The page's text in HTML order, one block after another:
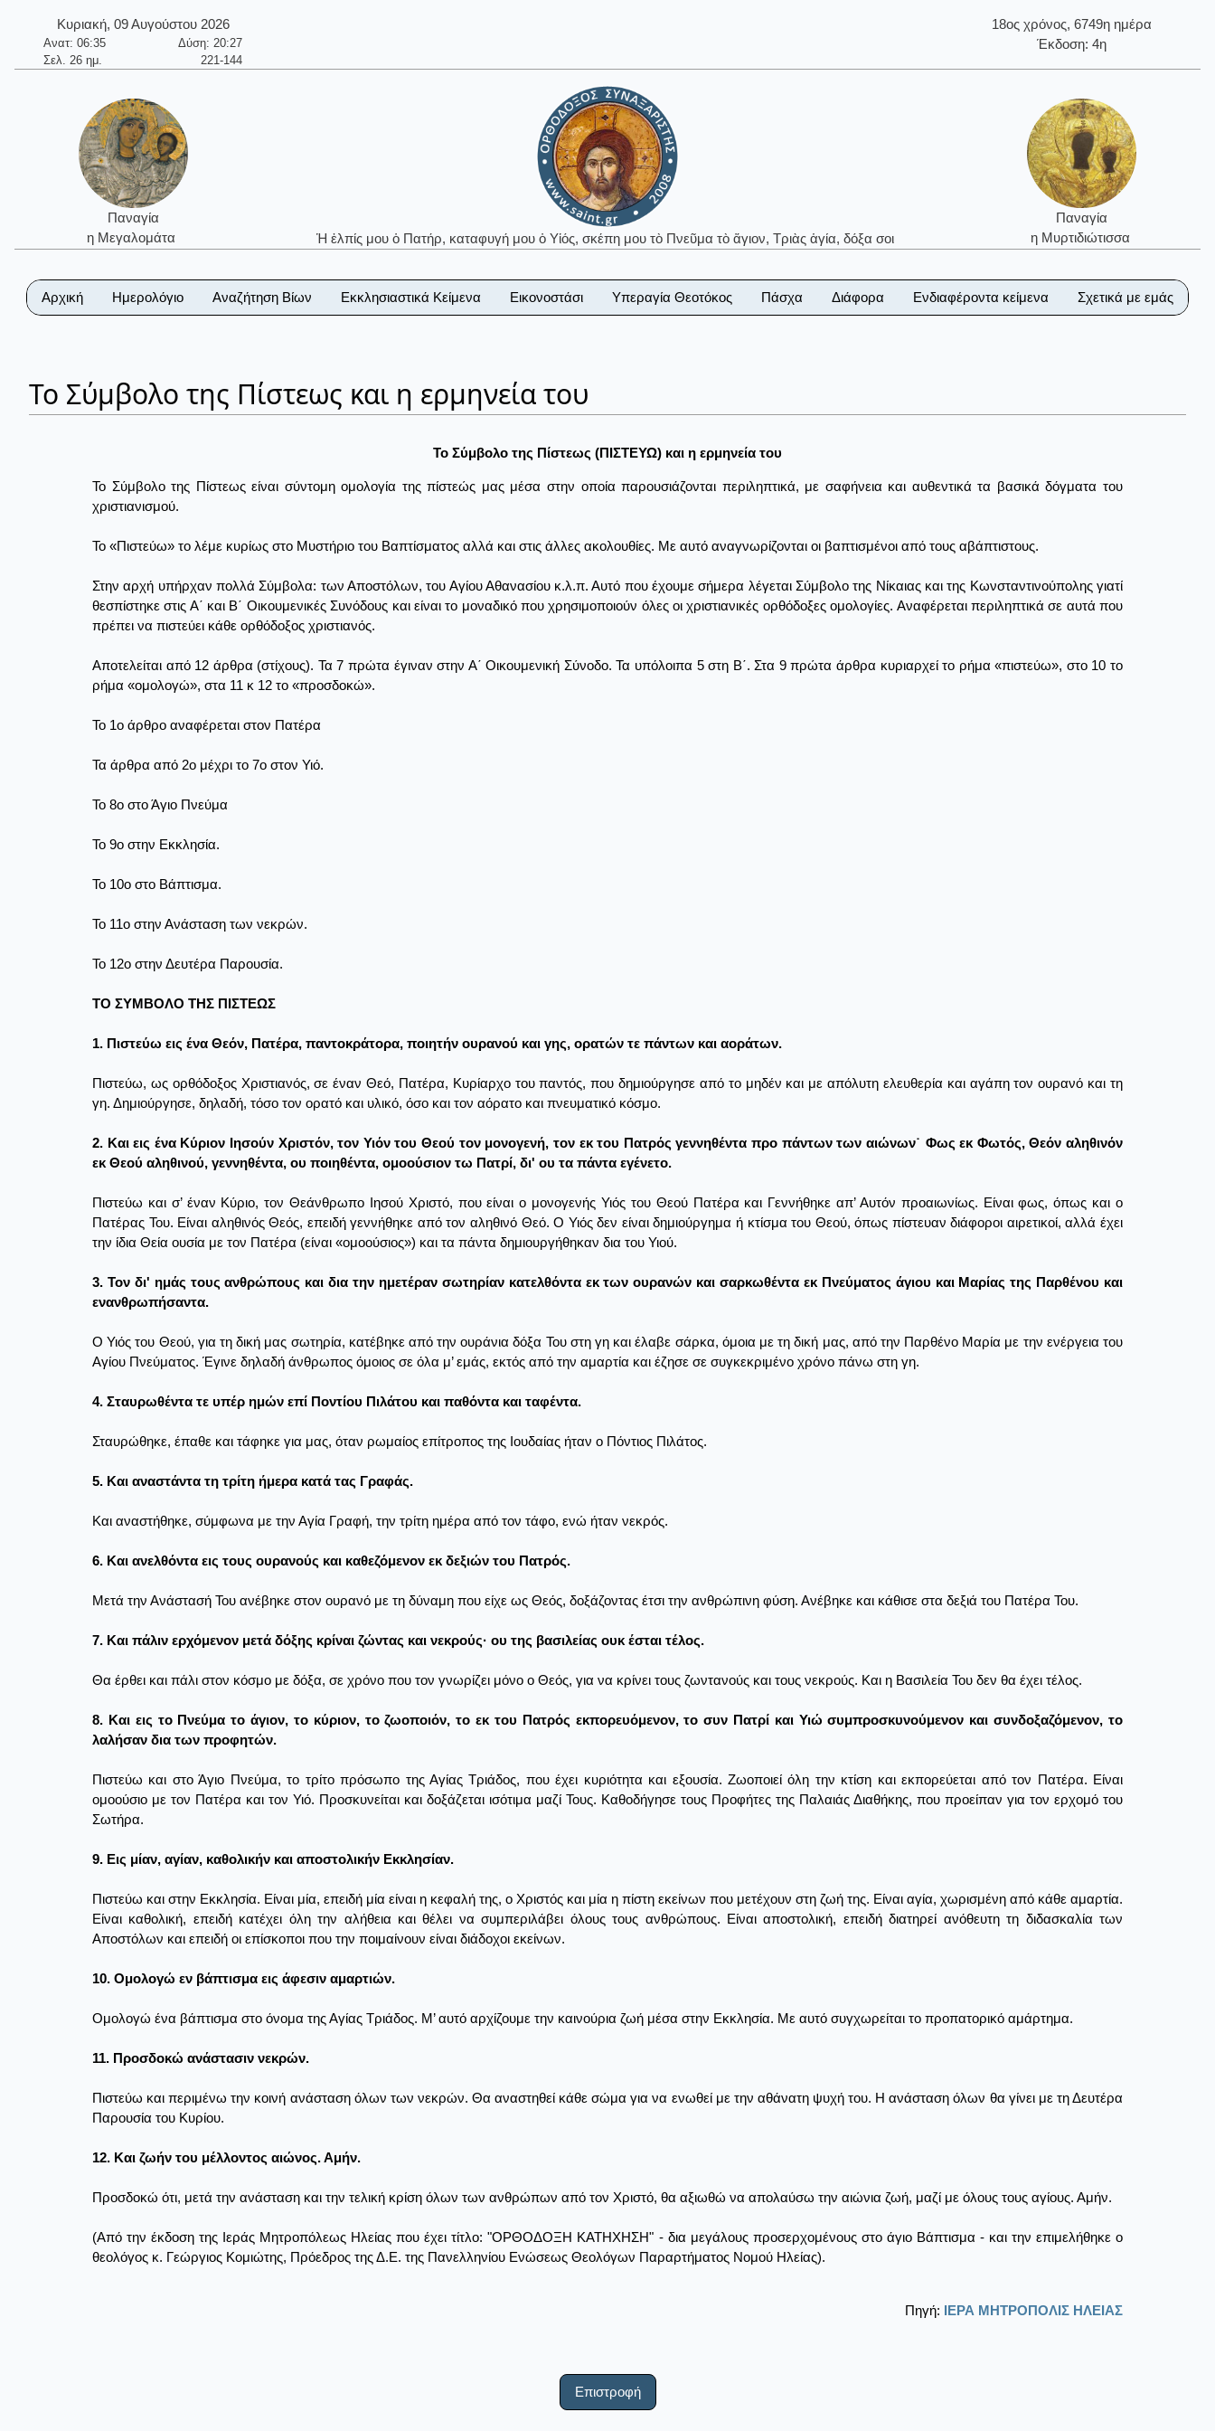
Κυριακή, 09 Αυγούστου 2026
Ανατ: 06:35
Δύση: 20:27
Σελ. 26 ημ.
221-144
18ος χρόνος, 6749η ημέρα
Έκδοση: 4η
Παναγία
η Μεγαλομάτα
Ἡ ἐλπίς μου ὁ Πατήρ, καταφυγή μου ὁ Υἱός, σκέπη μου τὸ Πνεῦμα τὸ ἅγιον, Τριὰς ἁγία, δόξα σοι
Παναγία
η Μυρτιδιώτισσα
Αρχική Ημερολόγιο Αναζήτηση Βίων Εκκλησιαστικά Κείμενα Εικονοστάσι Υπεραγία Θεοτόκος Πάσχα Διάφορα Ενδιαφέροντα κείμενα Σχετικά με εμάς
Το Σύμβολο της Πίστεως και η ερμηνεία του
Το Σύμβολο της Πίστεως (ΠΙΣΤΕΥΩ) και η ερμηνεία του
Το Σύμβολο της Πίστεως είναι σύντομη ομολογία της πίστεώς μας μέσα στην οποία παρουσιάζονται περιληπτικά, με σαφήνεια και αυθεντικά τα βασικά δόγματα του
χριστιανισμού.
Το «Πιστεύω» το λέμε κυρίως στο Μυστήριο του Βαπτίσματος αλλά και στις άλλες ακολουθίες. Με αυτό αναγνωρίζονται οι βαπτισμένοι από τους αβάπτιστους.
Στην αρχή υπήρχαν πολλά Σύμβολα: των Αποστόλων, του Αγίου Αθανασίου κ.λ.π. Αυτό που έχουμε σήμερα λέγεται Σύμβολο της Νίκαιας και της Κωνσταντινούπολης γιατί
θεσπίστηκε στις Α΄ και Β΄ Οικουμενικές Συνόδους και είναι το μοναδικό που χρησιμοποιούν όλες οι χριστιανικές ορθόδοξες ομολογίες. Αναφέρεται περιληπτικά σε αυτά που
πρέπει να πιστεύει κάθε ορθόδοξος χριστιανός.
Αποτελείται από 12 άρθρα (στίχους). Τα 7 πρώτα έγιναν στην Α΄ Οικουμενική Σύνοδο. Τα υπόλοιπα 5 στη Β΄. Στα 9 πρώτα άρθρα κυριαρχεί το ρήμα «πιστεύω», στο 10 το
ρήμα «ομολογώ», στα 11 κ 12 το «προσδοκώ».
Το 1ο άρθρο αναφέρεται στον Πατέρα
Τα άρθρα από 2ο μέχρι το 7ο στον Υιό.
Το 8ο στο Άγιο Πνεύμα
Το 9ο στην Εκκλησία.
Το 10ο στο Βάπτισμα.
Το 11ο στην Ανάσταση των νεκρών.
Το 12ο στην Δευτέρα Παρουσία.
ΤΟ ΣΥΜΒΟΛΟ ΤΗΣ ΠΙΣΤΕΩΣ
1. Πιστεύω εις ένα Θεόν, Πατέρα, παντοκράτορα, ποιητήν ουρανού και γης, ορατών τε πάντων και αοράτων.
Πιστεύω, ως ορθόδοξος Χριστιανός, σε έναν Θεό, Πατέρα, Κυρίαρχο του παντός, που δημιούργησε από το μηδέν και με απόλυτη ελευθερία και αγάπη τον ουρανό και τη
γη. Δημιούργησε, δηλαδή, τόσο τον ορατό και υλικό, όσο και τον αόρατο και πνευματικό κόσμο.
2. Και εις ένα Κύριον Ιησούν Χριστόν, τον Υιόν του Θεού τον μονογενή, τον εκ του Πατρός γεννηθέντα προ πάντων των αιώνων˙ Φως εκ Φωτός, Θεόν αληθινόν
εκ Θεού αληθινού, γεννηθέντα, ου ποιηθέντα, ομοούσιον τω Πατρί, δι' ου τα πάντα εγένετο.
Πιστεύω και σ’ έναν Κύριο, τον Θεάνθρωπο Ιησού Χριστό, που είναι ο μονογενής Υιός του Θεού Πατέρα και Γεννήθηκε απ’ Αυτόν προαιωνίως. Είναι φως, όπως και ο
Πατέρας Του. Είναι αληθινός Θεός, επειδή γεννήθηκε από τον αληθινό Θεό. Ο Υιός δεν είναι δημιούργημα ή κτίσμα του Θεού, όπως πίστευαν διάφοροι αιρετικοί, αλλά έχει
την ίδια Θεία ουσία με τον Πατέρα (είναι «ομοούσιος») και τα πάντα δημιουργήθηκαν δια του Υιού.
3. Τον δι' ημάς τους ανθρώπους και δια την ημετέραν σωτηρίαν κατελθόντα εκ των ουρανών και σαρκωθέντα εκ Πνεύματος άγιου και Μαρίας της Παρθένου και
ενανθρωπήσαντα.
Ο Υιός του Θεού, για τη δική μας σωτηρία, κατέβηκε από την ουράνια δόξα Του στη γη και έλαβε σάρκα, όμοια με τη δική μας, από την Παρθένο Μαρία με την ενέργεια του
Αγίου Πνεύματος. Έγινε δηλαδή άνθρωπος όμοιος σε όλα μ’ εμάς, εκτός από την αμαρτία και έζησε σε συγκεκριμένο χρόνο πάνω στη γη.
4. Σταυρωθέντα τε υπέρ ημών επί Ποντίου Πιλάτου και παθόντα και ταφέντα.
Σταυρώθηκε, έπαθε και τάφηκε για μας, όταν ρωμαίος επίτροπος της Ιουδαίας ήταν ο Πόντιος Πιλάτος.
5. Και αναστάντα τη τρίτη ήμερα κατά τας Γραφάς.
Και αναστήθηκε, σύμφωνα με την Αγία Γραφή, την τρίτη ημέρα από τον τάφο, ενώ ήταν νεκρός.
6. Και ανελθόντα εις τους ουρανούς και καθεζόμενον εκ δεξιών του Πατρός.
Μετά την Ανάστασή Του ανέβηκε στον ουρανό με τη δύναμη που είχε ως Θεός, δοξάζοντας έτσι την ανθρώπινη φύση. Ανέβηκε και κάθισε στα δεξιά του Πατέρα Του.
7. Και πάλιν ερχόμενον μετά δόξης κρίναι ζώντας και νεκρούς· ου της βασιλείας ουκ έσται τέλος.
Θα έρθει και πάλι στον κόσμο με δόξα, σε χρόνο που τον γνωρίζει μόνο ο Θεός, για να κρίνει τους ζωντανούς και τους νεκρούς. Και η Βασιλεία Του δεν θα έχει τέλος.
8. Και εις το Πνεύμα το άγιον, το κύριον, το ζωοποιόν, το εκ του Πατρός εκπορευόμενον, το συν Πατρί και Υιώ συμπροσκυνούμενον και συνδοξαζόμενον, το
λαλήσαν δια των προφητών.
Πιστεύω και στο Άγιο Πνεύμα, το τρίτο πρόσωπο της Αγίας Τριάδος, που έχει κυριότητα και εξουσία. Ζωοποιεί όλη την κτίση και εκπορεύεται από τον Πατέρα. Είναι
ομοούσιο με τον Πατέρα και τον Υιό. Προσκυνείται και δοξάζεται ισότιμα μαζί Τους. Καθοδήγησε τους Προφήτες της Παλαιάς Διαθήκης, που προείπαν για τον ερχομό του
Σωτήρα.
9. Εις μίαν, αγίαν, καθολικήν και αποστολικήν Εκκλησίαν.
Πιστεύω και στην Εκκλησία. Είναι μία, επειδή μία είναι η κεφαλή της, ο Χριστός και μία η πίστη εκείνων που μετέχουν στη ζωή της. Είναι αγία, χωρισμένη από κάθε αμαρτία.
Είναι καθολική, επειδή κατέχει όλη την αλήθεια και θέλει να συμπεριλάβει όλους τους ανθρώπους. Είναι αποστολική, επειδή διατηρεί ανόθευτη τη διδασκαλία των
Αποστόλων και επειδή οι επίσκοποι που την ποιμαίνουν είναι διάδοχοι εκείνων.
10. Ομολογώ εν βάπτισμα εις άφεσιν αμαρτιών.
Ομολογώ ένα βάπτισμα στο όνομα της Αγίας Τριάδος. Μ’ αυτό αρχίζουμε την καινούρια ζωή μέσα στην Εκκλησία. Με αυτό συγχωρείται το προπατορικό αμάρτημα.
11. Προσδοκώ ανάστασιν νεκρών.
Πιστεύω και περιμένω την κοινή ανάσταση όλων των νεκρών. Θα αναστηθεί κάθε σώμα για να ενωθεί με την αθάνατη ψυχή του. Η ανάσταση όλων θα γίνει με τη Δευτέρα
Παρουσία του Κυρίου.
12. Και ζωήν του μέλλοντος αιώνος. Αμήν.
Προσδοκώ ότι, μετά την ανάσταση και την τελική κρίση όλων των ανθρώπων από τον Χριστό, θα αξιωθώ να απολαύσω την αιώνια ζωή, μαζί με όλους τους αγίους. Αμήν.
(Από την έκδοση της Ιεράς Μητροπόλεως Ηλείας που έχει τίτλο: "ΟΡΘΟΔΟΞΗ ΚΑΤΗΧΗΣΗ" - δια μεγάλους προσερχομένους στο άγιο Βάπτισμα - και την επιμελήθηκε ο
θεολόγος κ. Γεώργιος Κομιώτης, Πρόεδρος της Δ.Ε. της Πανελληνίου Ενώσεως Θεολόγων Παραρτήματος Νομού Ηλείας).
Πηγή: ΙΕΡΑ ΜΗΤΡΟΠΟΛΙΣ ΗΛΕΙΑΣ
Επιστροφή